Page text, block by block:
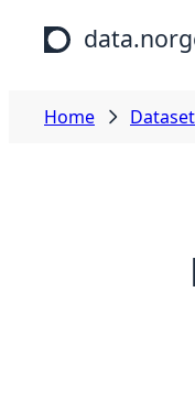
Skip to main content
Home